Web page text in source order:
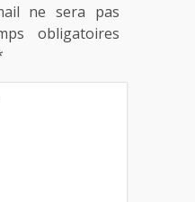
ne sera pas
obligatoires